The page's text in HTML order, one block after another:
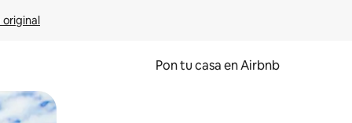
original
Pon tu casa en Airbnb